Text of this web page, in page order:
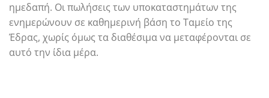
ημεδαπή. Οι πωλήσεις των υποκαταστημάτων της
ενημερώνουν σε καθημερινή βάση το Ταμείο της
Έδρας, χωρίς όμως τα διαθέσιμα να μεταφέρονται σε
αυτό την ίδια μέρα.